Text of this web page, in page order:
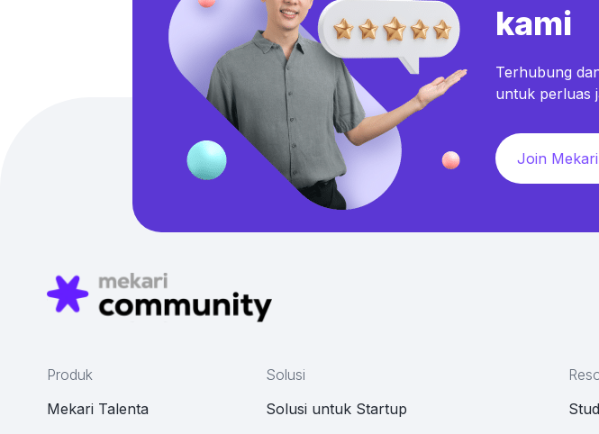
kami
Terhubung
untuk perluas
Join
Produk
Mekari Talenta
Solusi
Solusi untuk Startup